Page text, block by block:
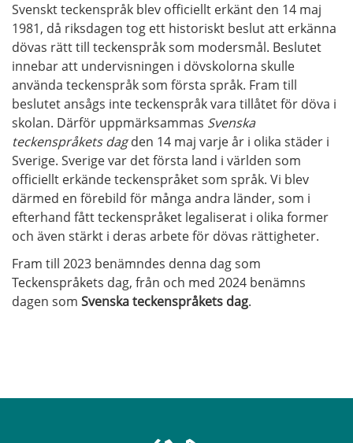
Svenskt teckenspråk blev officiellt erkänt den 14 maj
1981, då riksdagen tog ett historiskt beslut att erkänna
dövas rätt till teckenspråk som modersmål. Beslutet
innebar att undervisningen i dövskolorna skulle
använda teckenspråk som första språk. Fram till
beslutet ansågs inte teckenspråk vara tillåtet för döva i
skolan. Därför uppmärksammas Svenska
teckenspråkets dagden 14 maj varje år i olika städer i
Sverige. Sverige var det första land i världen som
officiellt erkände teckenspråket som språk. Vi blev
därmed en förebild för många andra länder, som i
efterhand fått teckenspråket legaliserat i olika former
och även stärkt i deras arbete för dövas rättigheter.
Fram till 2023 benämndes denna dag som
Teckenspråkets dag, från och med 2024 benämns
dagen som Svenska teckenspråkets dag.